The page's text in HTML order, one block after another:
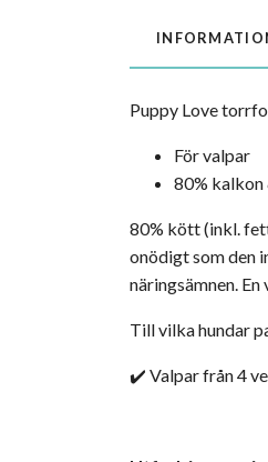
Puppy Love
För valpar
80% kalkon
80% kött (inkl.
onödigt som den
näringsämnen.
Till vilka hundar
✔️ Valpar från 4